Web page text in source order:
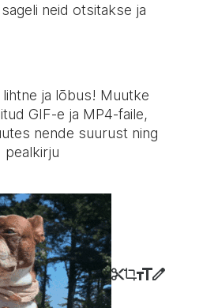
neid otsitakse ja
ja lõbus! Muutke
GIF-e ja MP4-faile,
nende suurust ning
pealkirju